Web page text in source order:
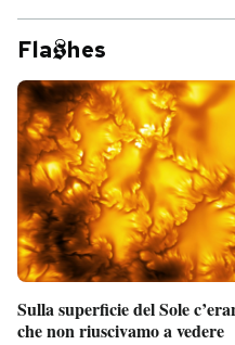
Fla hes
Sulla superficie del Sole
che non riuscivamo a vedere